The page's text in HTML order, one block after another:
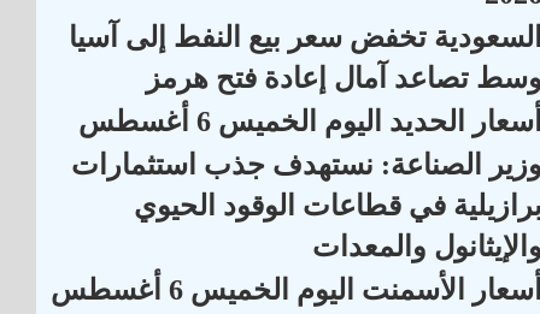
تخفض سعر بيع النفط إلى آسيا
تصاعد آمال إعادة فتح هرمز
الحديد اليوم الخميس 6 أغسطس
الصناعة: نستهدف جذب استثمارات
في قطاعات الوقود الحيوي
والمعدات
أسعار الأسمنت اليوم الخميس 6 أغسطس